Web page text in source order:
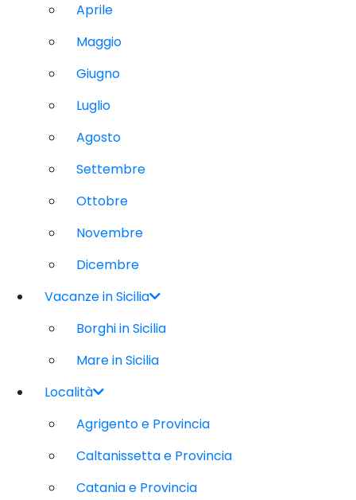
Aprile
Maggio
Giugno
Luglio
Agosto
Settembre
Ottobre
Novembre
Dicembre
Vacanze in Sicilia
Borghi in Sicilia
Mare in Sicilia
Località
Agrigento e Provincia
Caltanissetta e Provincia
Catania e Provincia